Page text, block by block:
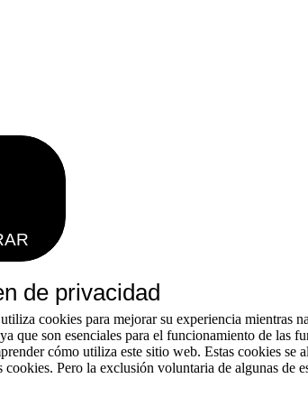
de privacidad
cookies para mejorar su experiencia mientras
que son esenciales para el funcionamiento de las
cómo utiliza este sitio web. Estas cookies se
cookies. Pero la exclusión voluntaria de algunas de